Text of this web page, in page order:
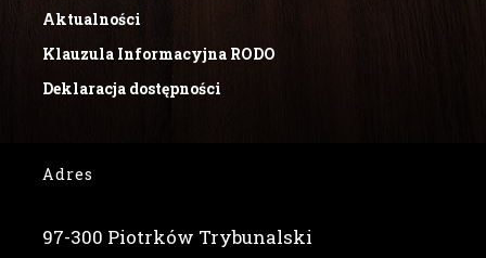
Aktualności
Klauzula Informacyjna RODO
Deklaracja dostępności
Adres
97-300 Piotrków Trybunalski